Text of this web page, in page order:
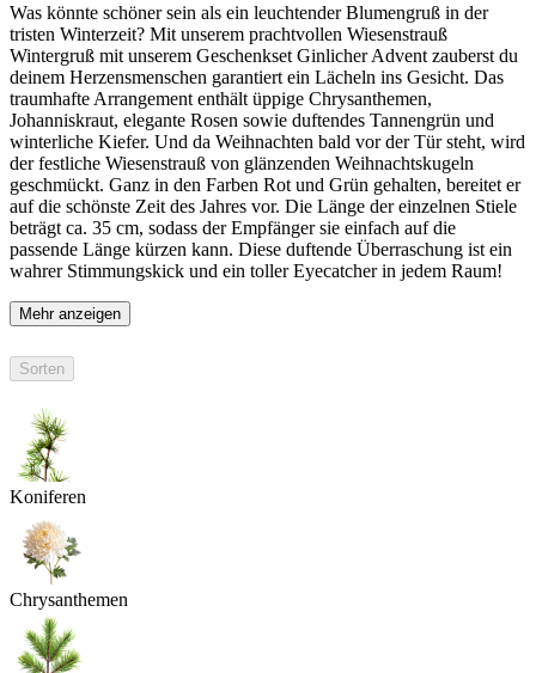
Was könnte schöner sein als ein leuchtender Blumengruß in der
tristen Winterzeit? Mit unserem prachtvollen Wiesenstrauß
Wintergruß mit unserem Geschenkset Ginlicher Advent zauberst du
deinem Herzensmenschen garantiert ein Lächeln ins Gesicht. Das
traumhafte Arrangement enthält üppige Chrysanthemen,
Johanniskraut, elegante Rosen sowie duftendes Tannengrün und
winterliche Kiefer. Und da Weihnachten bald vor der Tür steht, wird
der festliche Wiesenstrauß von glänzenden Weihnachtskugeln
geschmückt. Ganz in den Farben Rot und Grün gehalten, bereitet er
auf die schönste Zeit des Jahres vor. Die Länge der einzelnen Stiele
beträgt ca. 35 cm, sodass der Empfänger sie einfach auf die
passende Länge kürzen kann. Diese duftende Überraschung ist ein
wahrer Stimmungskick und ein toller Eyecatcher in jedem Raum!
Mehr anzeigen
Sorten
Koniferen
Chrysanthemen